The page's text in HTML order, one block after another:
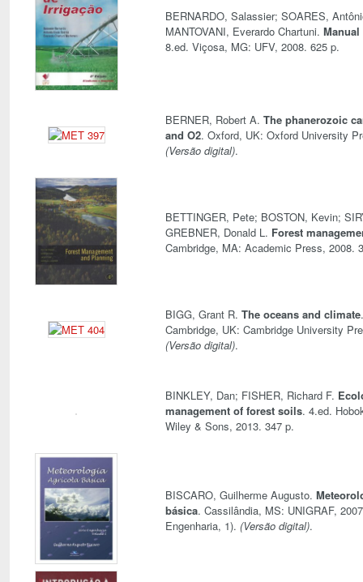
BERNARDO, Salassier; SOARES,
MANTOVANI, Everardo Chartuni.
8.ed. Viçosa, MG: UFV, 2008. 625 p.
BERNER, Robert A. The phanerozoic
and O2. Oxford, UK: Oxford University
(Versão digital).
BETTINGER, Pete; BOSTON, Kevin;
GREBNER, Donald L. Forest
Cambridge, MA: Academic Press, 2008.
BIGG, Grant R. The oceans and climate
Cambridge, UK: Cambridge University
(Versão digital).
BINKLEY, Dan; FISHER, Richard F.
management of forest soils. 4.ed.
Wiley & Sons, 2013. 347 p.
BISCARO, Guilherme Augusto.
básica. Cassilândia, MS: UNIGRAF,
Engenharia, 1). (Versão digital).